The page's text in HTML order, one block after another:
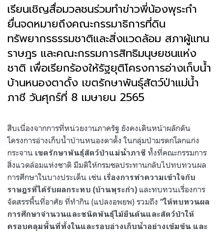
เรียนเชิญสื่อมวลชนร่วมทำข่าวพี่น้องพุระกำ
ยื่นจดหมายถึงคณะกรรมาธิการที่ดิน
ทรัพยากรธรรมชาติและสิ่งแวดล้อม สภาผู้แทน
ราษฎร และคณะกรรมการสิทธิมนุษยชนแห่ง
ชาติ เพื่อเรียกร้องให้รัฐยุติโครงการอ่างเก็บน้ำ
บ้านหนองตาดั้ง เขตรักษาพันธุ์สัตว์ป่าแม่น้ำ
ภาชี วันศุกร์ที่ 8 เมษายน 2565
สืบเนื่องจากการที่หน่วยงานภาครัฐ ยังคงเดินหน้าผลักดัน
โครงการอ่างเก็บน้ำบ้านหนองตาดั้ง ในกลุ่มป่ามรดกโลกแก่ง
กระจาน เขตรักษาพันธุ์สัตว์ป่าแม่น้ำภาชี ทั้งที่คณะกรรมการ
สิ่งแวดล้อมแห่งชาติ มีมติให้กรมชลประทานกลับไปทบทวนผล
การศึกษาในบางประเด็น เช่น เรื่องการทำความเข้าใจกับ
ราษฎรที่ได้รับผลกระทบ (บ้านพุระกำ) และทบทวนเรื่องการ
จัดสรรพื้นที่อาศัย ที่ทำกิน (แปลงอพยพ) รวมถึง “ให้ทบทวนผล
การศึกษาจำนวนและชนิดพันธุ์ไม้ยืนต้นและสัตว์ป่าให้
ครอบคลุมพื้นที่ทั้งในและรอบอ่างเก็บน้ำอย่างเข้มข้น และ